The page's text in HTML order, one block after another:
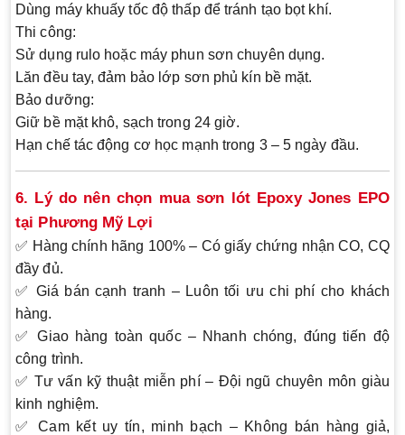
Dùng máy khuấy tốc độ thấp để tránh tạo bọt khí.
Thi công:
Sử dụng rulo hoặc máy phun sơn chuyên dụng.
Lăn đều tay, đảm bảo lớp sơn phủ kín bề mặt.
Bảo dưỡng:
Giữ bề mặt khô, sạch trong 24 giờ.
Hạn chế tác động cơ học mạnh trong 3 – 5 ngày đầu.
6. Lý do nên chọn mua sơn lót Epoxy Jones EPO
tại Phương Mỹ Lợi
✅ Hàng chính hãng 100% – Có giấy chứng nhận CO, CQ
đầy đủ.
✅ Giá bán cạnh tranh – Luôn tối ưu chi phí cho khách
hàng.
✅Giao hàng toàn quốc– Nhanh chóng, đúng tiến độ
công trình.
✅ Tư vấn kỹ thuật miễn phí– Đội ngũ chuyên môn giàu
kinh nghiệm.
✅Cam kết uy tín, minh bạch – Không bán hàng giả,